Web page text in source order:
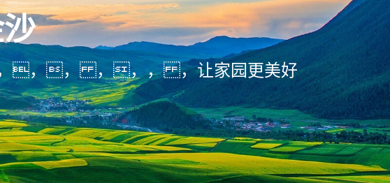
，， ，，， ，让家园更美好